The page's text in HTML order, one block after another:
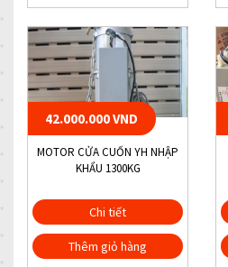
42.000.000 VND
MOTOR CỬA CUỐN YH NHẬP
KHẨU 1300KG
Chi tiết
Thêm giỏ hàng